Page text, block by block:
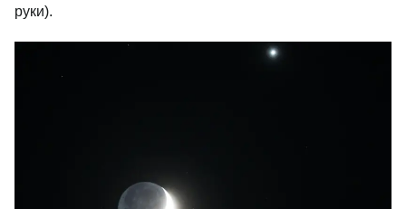
руки).